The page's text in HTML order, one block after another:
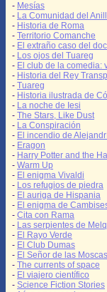
- Mesías
- La Comunidad del
- Historia de Roma
- Territorio Comanche
- El extraño caso del
- Los ojos del Tuareg
- El club de la comedia:
- Historia del Rey
- Tuareg
- Historia ilustrada de
- La noche de Iesi
- The Stars, Like Dust
- La Conspiración
- El incendio de
- Eragon
- Harry Potter and the
- Warm Up
- El enigma Vivaldi
- Los refugios de piedra
- El auriga de Hispania
- El enigma de
- Cita con Rama
- Las serpientes de
- El Rayo Verde
- El Club Dumas
- El Señor de las Moscas
- The currents of space
- El viajero científico
- Science Fiction Stories